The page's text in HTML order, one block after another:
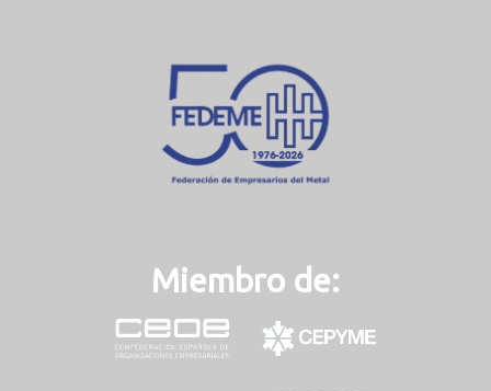
Miembro de: